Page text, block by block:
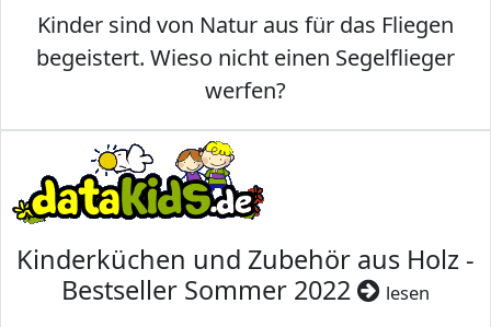
Kinder sind von Natur aus für das Fliegen
begeistert. Wieso nicht einen Segelflieger
werfen?
Kinderküchen und Zubehör aus Holz -
Bestseller Sommer 2022
lesen